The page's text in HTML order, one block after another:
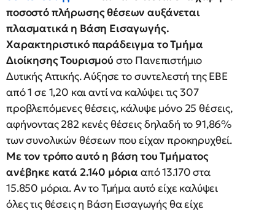
ποσοστό πλήρωσης θέσεων αυξάνεται
πλασματικά η Βάση Εισαγωγής.
Χαρακτηριστικό παράδειγμα το Τμήμα
Διοίκησης Τουρισμού στο Πανεπιστήμιο
Δυτικής Αττικής. Αύξησε το συντελεστή της ΕΒΕ
από 1 σε 1,20 και αντί να καλύψει τις 307
προβλεπόμενες θέσεις, κάλυψε μόνο 25 θέσεις,
αφήνοντας 282 κενές θέσεις δηλαδή το 91,86%
των συνολικών θέσεων που είχαν προκηρυχθεί.
Με τον τρόπο αυτό η βάση του Τμήματος
ανέβηκε κατά 2.140 μόρια από 13.170 στα
15.850 μόρια. Αν το Τμήμα αυτό είχε καλύψει
όλες τις θέσεις η Βάση Εισαγωγής θα είχε